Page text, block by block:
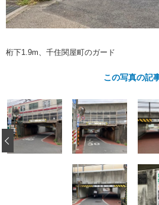
フィルム・ラッピング
ストップ 不具合修理＆粗悪修理
カー
コラム
ショップ紹介
桁下1.9m、千住関屋町のガード
この写真の記
‹